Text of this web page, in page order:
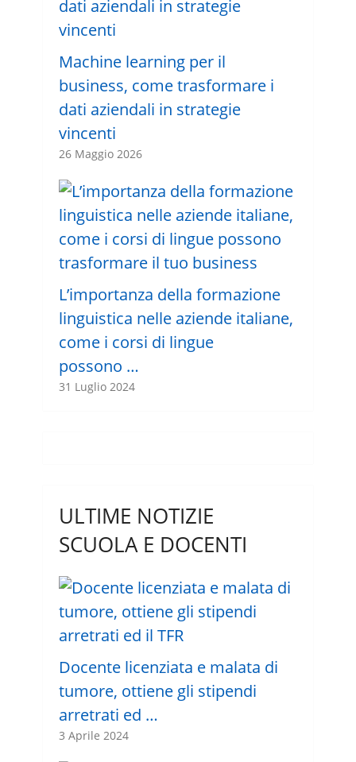
Machine learning per il
business, come trasformare i
dati aziendali in strategie
vincenti
26 Maggio 2026
L’importanza della formazione
linguistica nelle aziende italiane,
come i corsi di lingue
possono …
31 Luglio 2024
ULTIME NOTIZIE
SCUOLA E DOCENTI
Docente licenziata e malata di
tumore, ottiene gli stipendi
arretrati ed …
3 Aprile 2024